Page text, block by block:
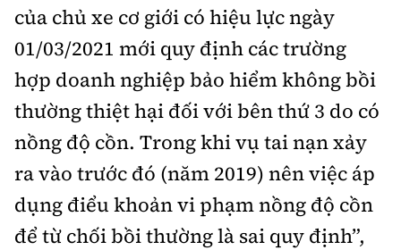
của chủ xe cơ giới có hiệu lực ngày
01/03/2021 mới quy định các trường
hợp doanh nghiệp bảo hiểm không bồi
thường thiệt hại đối với bên thứ 3 do có
nồng độ cồn. Trong khi vụ tai nạn xảy
ra vào trước đó (năm 2019) nên việc áp
dụng điểu khoản vi phạm nồng độ cồn
để từ chối bồi thường là sai quy định”,